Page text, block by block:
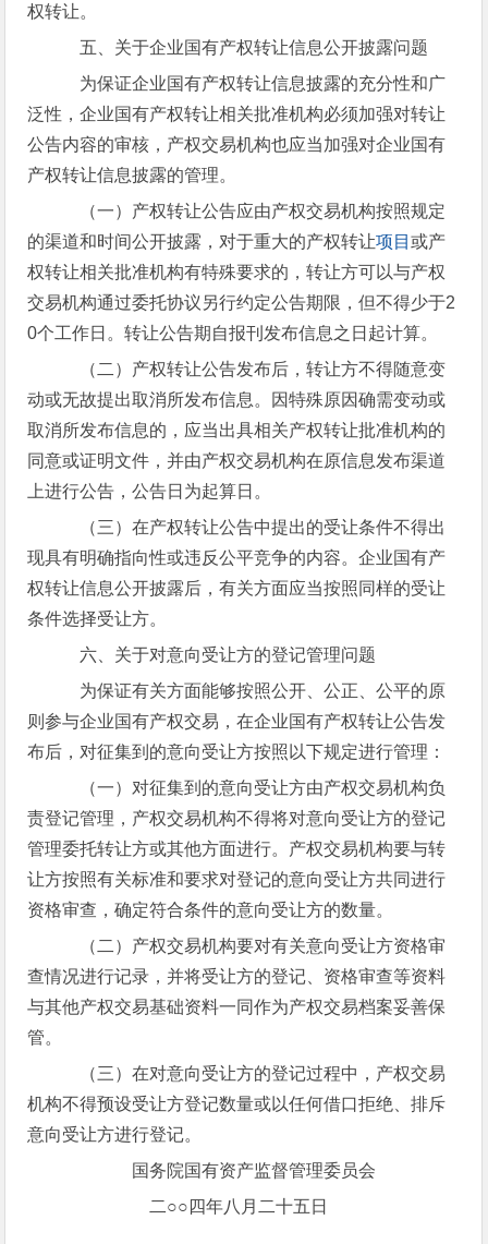
权转让。
五、关于企业国有产权转让信息公开披露问题
为保证企业国有产权转让信息披露的充分性和广
泛性，企业国有产权转让相关批准机构必须加强对转让
公告内容的审核，产权交易机构也应当加强对企业国有
产权转让信息披露的管理。
（一）产权转让公告应由产权交易机构按照规定
的渠道和时间公开披露，对于重大的产权转让项目或产
权转让相关批准机构有特殊要求的，转让方可以与产权
交易机构通过委托协议另行约定公告期限，但不得少于2
0个工作日。转让公告期自报刊发布信息之日起计算。
（二）产权转让公告发布后，转让方不得随意变
动或无故提出取消所发布信息。因特殊原因确需变动或
取消所发布信息的，应当出具相关产权转让批准机构的
同意或证明文件，并由产权交易机构在原信息发布渠道
上进行公告，公告日为起算日。
（三）在产权转让公告中提出的受让条件不得出
现具有明确指向性或违反公平竞争的内容。企业国有产
权转让信息公开披露后，有关方面应当按照同样的受让
条件选择受让方。
六、关于对意向受让方的登记管理问题
为保证有关方面能够按照公开、公正、公平的原
则参与企业国有产权交易，在企业国有产权转让公告发
布后，对征集到的意向受让方按照以下规定进行管理：
（一）对征集到的意向受让方由产权交易机构负
责登记管理，产权交易机构不得将对意向受让方的登记
管理委托转让方或其他方面进行。产权交易机构要与转
让方按照有关标准和要求对登记的意向受让方共同进行
资格审查，确定符合条件的意向受让方的数量。
（二）产权交易机构要对有关意向受让方资格审
查情况进行记录，并将受让方的登记、资格审查等资料
与其他产权交易基础资料一同作为产权交易档案妥善保
管。
（三）在对意向受让方的登记过程中，产权交易
机构不得预设受让方登记数量或以任何借口拒绝、排斥
意向受让方进行登记。
国务院国有资产监督管理委员会
二○○四年八月二十五日